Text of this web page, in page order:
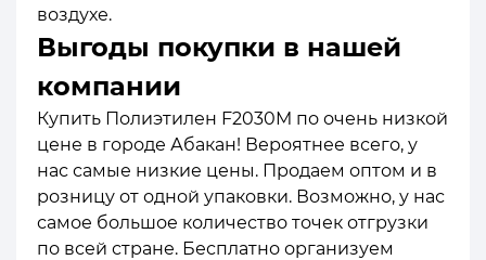
воздухе.
Выгоды покупки в нашей
компании
Купить Полиэтилен F2030M по очень низкой
цене в городе Абакан! Вероятнее всего, у
нас самые низкие цены. Продаем оптом и в
розницу от одной упаковки. Возможно, у нас
самое большое количество точек отгрузки
по всей стране. Бесплатно организуем